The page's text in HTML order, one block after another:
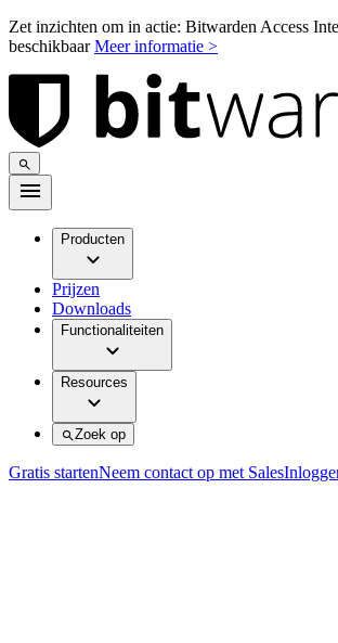
Zet inzichten om in actie: Bitwarden Access
beschikbaarMeer informatie >
Producten
Prijzen
Downloads
Functionaliteiten
Resources
Zoek op
Gratis startenNeem contact op met Sales